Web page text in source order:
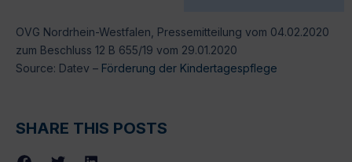
OVG Nordrhein-Westfalen, Pressemitteilung vom 04.02.2020
zum Beschluss 12 B 655/19 vom 29.01.2020
Source: Datev – Förderung der Kindertagespflege
SHARE THIS POSTS